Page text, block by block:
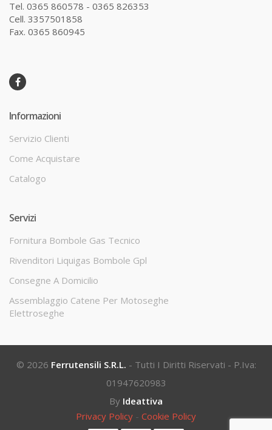
Tel. 0365 860578 - 0365 826353
Cell. 3357501858
Fax. 0365 860945
Informazioni
Servizio Clienti
Come Acquistare
Catalogo
Servizi
Fornitura Bombole Gas Tecnico
Rivenditori Liquigas Bombole Gpl
Consegne A Domicilio
Assemblaggio Catene Per Motoseghe
Elettroseghe
© 2026 Ferrutensili S.r.l. - Tutti I Diritti Riservati - P.Iva:
01947620983
By Ideattiva
Privacy Policy - Cookie Policy